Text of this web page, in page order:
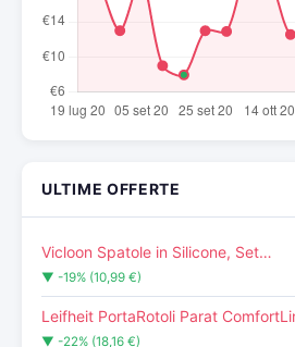
ULTIME OFFERTE
Vicloon Spatole in Silicone, Set…
▼ -19% (10,99 €)
Leifheit PortaRotoli Parat
▼ -22% (18,16 €)